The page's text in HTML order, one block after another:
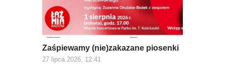
Zaśpiewamy (nie)zakazane piosenki
27 lipca 2026, 12:41